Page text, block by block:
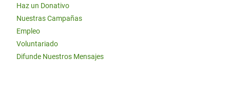
Haz un Donativo
Nuestras Campañas
Empleo
Voluntariado
Difunde Nuestros Mensajes